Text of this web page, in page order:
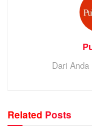
Dari
Related Posts